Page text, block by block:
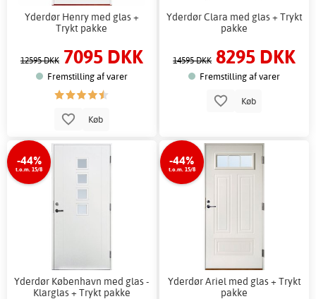
Yderdør Henry med glas +
Trykt pakke
12595 DKK 7095 DKK
Fremstilling af varer
Køb
Yderdør Clara med glas + Trykt
pakke
14595 DKK 8295 DKK
Fremstilling af varer
Køb
-44%
t.o.m. 15/8
Yderdør København med glas -
Klarglas + Trykt pakke
-44%
t.o.m. 15/8
Yderdør Ariel med glas + Trykt
pakke